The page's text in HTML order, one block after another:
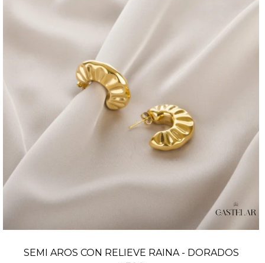
SEMI AROS CON RELIEVE RAINA - DORADOS